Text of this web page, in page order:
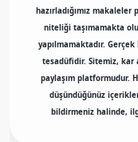
hazırladığımız
niteliği taşımamakta
yapılmamaktadır.
tesadüfidir. Sitemiz, kar
paylaşım platformudur.
düşündüğünüz
bildirmeniz halinde,